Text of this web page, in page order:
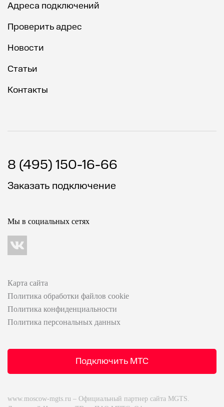
Адреса подключений
Проверить адрес
Новости
Статьи
Контакты
8 (495) 150-16-66
Заказать подключение
Мы в социальных сетях
Карта сайта
Политика обработки файлов cookie
Политика конфиденциальности
Политика персональных данных
Подключить МТС
www.moscow-mgts.ru – Официальный партнер сайта MGTS.